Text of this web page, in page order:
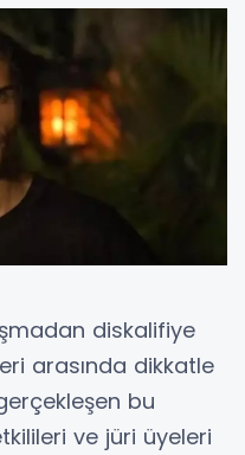
diskalifiye
arasında dikkatle
bu
ve jüri üyeleri